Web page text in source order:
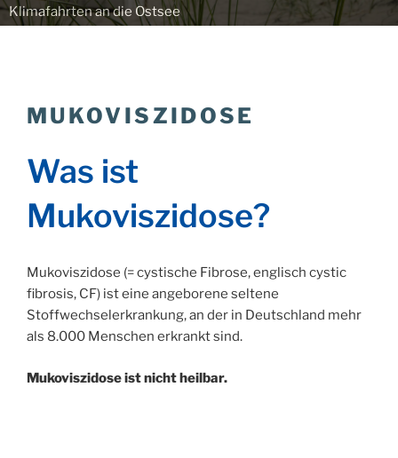
Klimafahrten an die Ostsee
MUKOVISZIDOSE
Was ist
Mukoviszidose?
Mukoviszidose (= cystische Fibrose, englisch cystic
fibrosis, CF) ist eine angeborene seltene
Stoffwechselerkrankung, an der in Deutschland mehr
als 8.000 Menschen erkrankt sind.
Mukoviszidose ist nicht heilbar.